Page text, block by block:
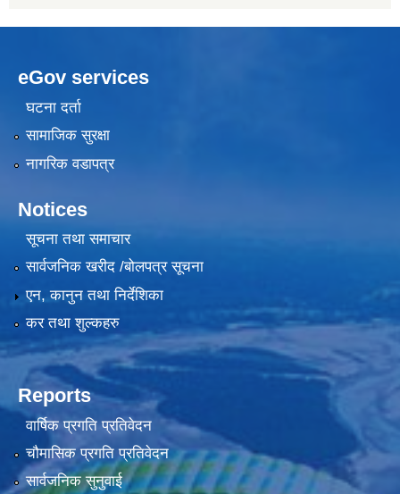
eGov services
घटना दर्ता
सामाजिक सुरक्षा
नागरिक वडापत्र
Notices
सूचना तथा समाचार
सार्वजनिक खरीद /बोलपत्र सूचना
एन, कानुन तथा निर्देशिका
कर तथा शुल्कहरु
Reports
वार्षिक प्रगति प्रतिवेदन
चौमासिक प्रगति प्रतिवेदन
सार्वजनिक सुनुवाई